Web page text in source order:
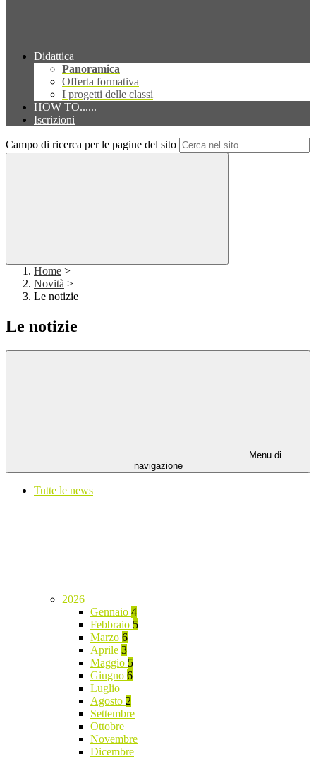
Didattica
Panoramica
Offerta formativa
I progetti delle classi
HOW TO......
Iscrizioni
Campo di ricerca per le pagine del sito
Home >
Novità >
Le notizie
Le notizie
Menu di
navigazione
Tutte le news
2026
Gennaio 4
Febbraio 5
Marzo 6
Aprile 3
Maggio 5
Giugno 6
Luglio
Agosto 2
Settembre
Ottobre
Novembre
Dicembre